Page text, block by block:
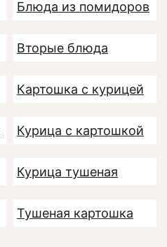
Блюда из помидоров
Вторые блюда
Картошка с курицей
Курица с картошкой
Курица тушеная
Тушеная картошка